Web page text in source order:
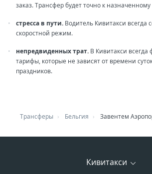
заказ. Трансфер будет точно к
стресса в пути. Водитель Кивитакси всегда
скоростной режим.
непредвиденных трат. В Кивитакси
тарифы, которые не зависят от времени
праздников.
Трансферы Бельгия Завентем
Кивитакси